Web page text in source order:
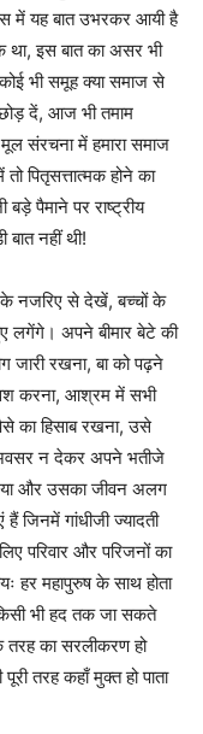
में यह बात उभरकर आयी है
था, इस बात का असर भी
भी समूह क्या समाज से
दें, आज भी तमाम
संरचना में हमारा समाज
पितृसत्तात्मक होने का
पैमाने पर राष्ट्रीय
बात नहीं थी!
के नजरिए से देखें, बच्चों के
लगेंगे। अपने बीमार बेटे की
जारी रखना, बा को पढ़ने
करना, आश्रम में सभी
का हिसाब रखना, उसे
अवसर न देकर अपने भतीजे
और उसका जीवन अलग
हैं जिनमें गांधीजी ज्यादती
परिवार और परिजनों का
हर महापुरुष के साथ होता
भी हद तक जा सकते
तरह का सरलीकरण हो
तरह कहाँ मुक्त हो पाता